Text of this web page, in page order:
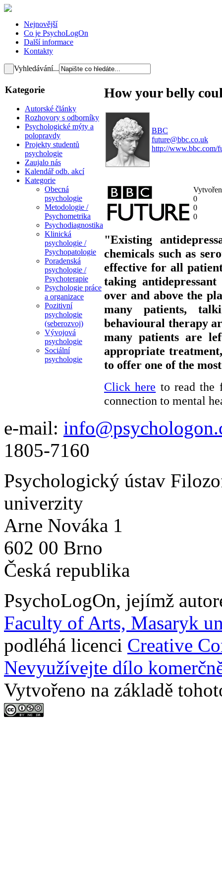
Nejnovější
Co je PsychoLogOn
Další informace
Kontakty
Vyhledávání...
Kategorie
Autorské články
Rozhovory s odborníky
Psychologické mýty a
polopravdy
Projekty studentů
psychologie
Zaujalo nás
Kalendář odb. akcí
Kategorie
Obecná
psychologie
Metodologie /
Psychometrika
Psychodiagnostika
Klinická
psychologie /
Psychopatologie
Poradenská
psychologie /
Psychoterapie
Psychologie práce
a organizace
Pozitivní
psychologie
(seberozvoj)
Vývojová
psychologie
Sociální
psychologie
How your belly
BBC
future@bbc.co.uk
http://www.bbc.com/
0
0
0
"Existing
chemicals such as
effective for all
taking
over and above the
many patients,
behavioural therapy
many patients are
appropriate
to offer one of the
Click here to read the
connection to mental
e-mail:
1805-7160
Psychologický ústav
univerzity
Arne Nováka 1
602 00 Brno
Česká republika
PsychoLogOn, jejímž
Faculty of Arts, Masaryk
podléhá licenci Creative
Nevyužívejte dílo
Vytvořeno na základě